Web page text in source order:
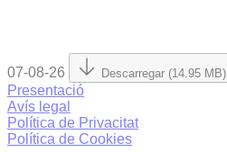
07-08-26 Descarregar (14.95 MB)
Presentació
Avís legal
Política de Privacitat
Política de Cookies